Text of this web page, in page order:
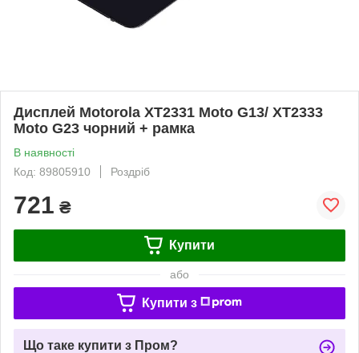
Дисплей Motorola XT2331 Moto G13/ XT2333
Moto G23 чорний + рамка
В наявності
Код: 89805910
Роздріб
721 ₴
Купити
або
Купити з
Що таке купити з Пром?